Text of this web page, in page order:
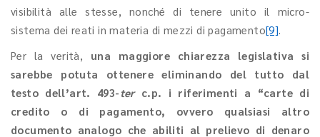
visibilità alle stesse, nonché di tenere unito il micro-
sistema dei reati in materia di mezzi di pagamento[9].
Per la verità, una maggiore chiarezza legislativa si
sarebbe potuta ottenere eliminando del tutto dal
testo dell’art. 493-terc.p. i riferimenti a “carte di
credito o di pagamento, ovvero qualsiasi altro
documento analogo che abiliti al prelievo di denaro